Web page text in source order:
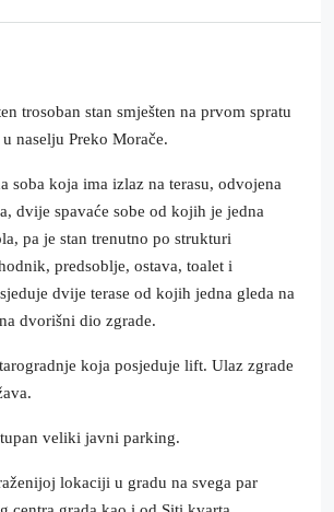
trosoban stan smješten na prvom spratu
naselju Preko Morače.
soba koja ima izlaz na terasu, odvojena
dvije spavaće sobe od kojih je jedna
pa je stan trenutno po strukturi
predsoblje, ostava, toalet i
dvije terase od kojih jedna gleda na
dvorišni dio zgrade.
koja posjeduje lift. Ulaz zgrade
veliki javni parking.
lokaciji u gradu na svega par